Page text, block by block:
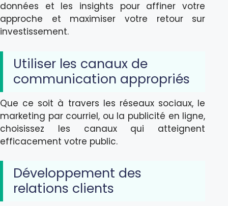
données et les insights pour affiner votre
approche et maximiser votre retour sur
investissement.
Utiliser les canaux de
communication appropriés
Que ce soit à travers les réseaux sociaux, le
marketing par courriel, ou la publicité en ligne,
choisissez les canaux qui atteignent
efficacement votre public.
Développement des
relations clients